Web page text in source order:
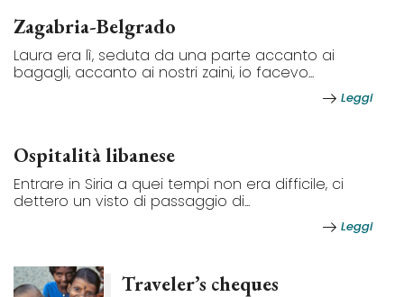
Zagabria-Belgrado
Laura era lì, seduta da una parte accanto ai
bagagli, accanto ai nostri zaini, io facevo...
Leggi
Ospitalità libanese
Entrare in Siria a quei tempi non era difficile, ci
dettero un visto di passaggio di...
Leggi
Traveler’s cheques